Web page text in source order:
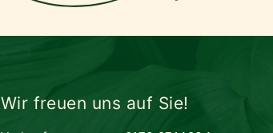
Wir freuen uns auf Sie!